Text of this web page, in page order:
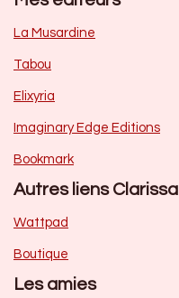
La Musardine
Tabou
Elixyria
Imaginary Edge Editions
Bookmark
Autres liens Clarissa
Wattpad
Boutique
Les amies